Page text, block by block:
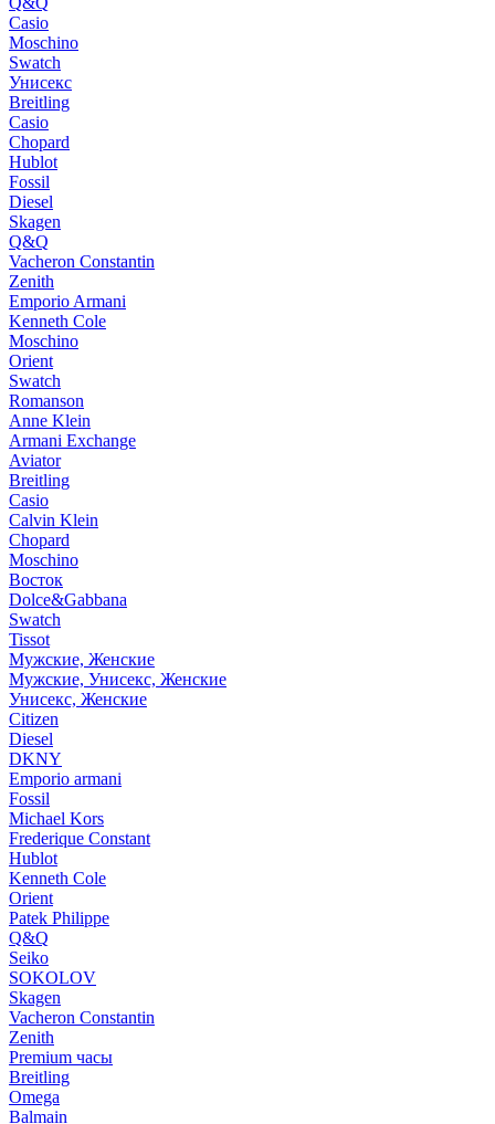
Casio
Moschino
Swatch
Унисекс
Breitling
Casio
Chopard
Hublot
Fossil
Diesel
Skagen
Q&Q
Vacheron Constantin
Zenith
Emporio Armani
Kenneth Cole
Moschino
Orient
Swatch
Romanson
Anne Klein
Armani Exchange
Aviator
Breitling
Casio
Calvin Klein
Chopard
Moschino
Восток
Dolce&Gabbana
Swatch
Tissot
Мужские, Женские
Мужские, Унисекс, Женские
Унисекс, Женские
Citizen
Diesel
DKNY
Emporio armani
Fossil
Michael Kors
Frederique Constant
Hublot
Kenneth Cole
Orient
Patek Philippe
Q&Q
Seiko
SOKOLOV
Skagen
Vacheron Constantin
Zenith
Premium часы
Breitling
Omega
Balmain